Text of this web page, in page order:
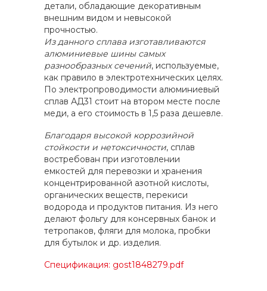
детали, обладающие декоративным
внешним видом и невысокой
прочностью.
Из данного сплава изготавливаются
алюминиевые шины самых
разнообразных сечений, используемые,
как правило в электротехнических целях.
По электропроводимости алюминиевый
сплав АД31 стоит на втором месте после
меди, а его стоимость в 1,5 раза дешевле.
Благодаря высокой коррозийной
стойкости и нетоксичности, сплав
востребован при изготовлении
емкостей для перевозки и хранения
концентрированной азотной кислоты,
органических веществ, перекиси
водорода и продуктов питания. Из него
делают фольгу для консервных банок и
тетропаков, фляги для молока, пробки
для бутылок и др. изделия.
Спецификация: gost1848279.pdf